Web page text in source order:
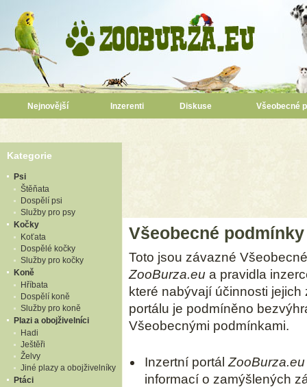
Nejnovější Inzerenti Diskuse Všeobecné
Kategorie
Psi
Štěňata
Dospělí psi
Služby pro psy
Kočky
Koťata
Dospělé kočky
Služby pro kočky
Koně
Hříbata
Dospělí koně
Služby pro koně
Plazi a obojživelníci
Hadi
Ještěři
Želvy
Jiné plazy a obojživelníky
Ptáci
Všeobecné podmínky
Toto jsou závazné
ZooBurza.eu a pravidla
které nabývají účinnosti
portálu je podmíněno
Všeobecnými podmínkami.
Inzertní portál ZooBurza.eu
informací o zamýšlených